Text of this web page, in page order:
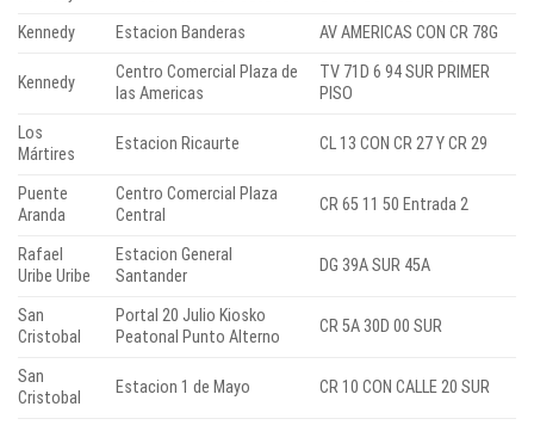
Kennedy
Estacion Banderas AV AMERICAS CON CR 78G
Kennedy
Centro Comercial Plaza de
las Americas
TV 71D 6 94 SUR PRIMER
PISO
Los
Mártires
Estacion Ricaurte CL 13 CON CR 27 Y CR 29
Puente
Aranda
Centro Comercial Plaza
Central
CR 65 11 50 Entrada 2
Rafael
Uribe Uribe
Estacion General
Santander
DG 39A SUR 45A
San
Cristobal
Portal 20 Julio Kiosko
Peatonal Punto Alterno
CR 5A 30D 00 SUR
San
Cristobal
Estacion 1 de Mayo CR 10 CON CALLE 20 SUR